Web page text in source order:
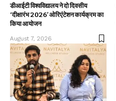
डीआईटी विश्वविद्यालय ने दो दिवसीय
‘दीक्षारंभ 2026’ ओरिएंटेशन कार्यक्रम का
किया आयोजन
August 7, 2026